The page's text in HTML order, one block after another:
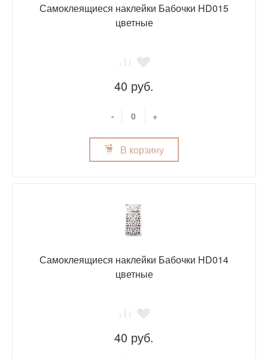
Самоклеящиеся наклейки Бабочки HD015
цветные
40 руб.
- +
В корзину
Самоклеящиеся наклейки Бабочки HD014
цветные
40 руб.